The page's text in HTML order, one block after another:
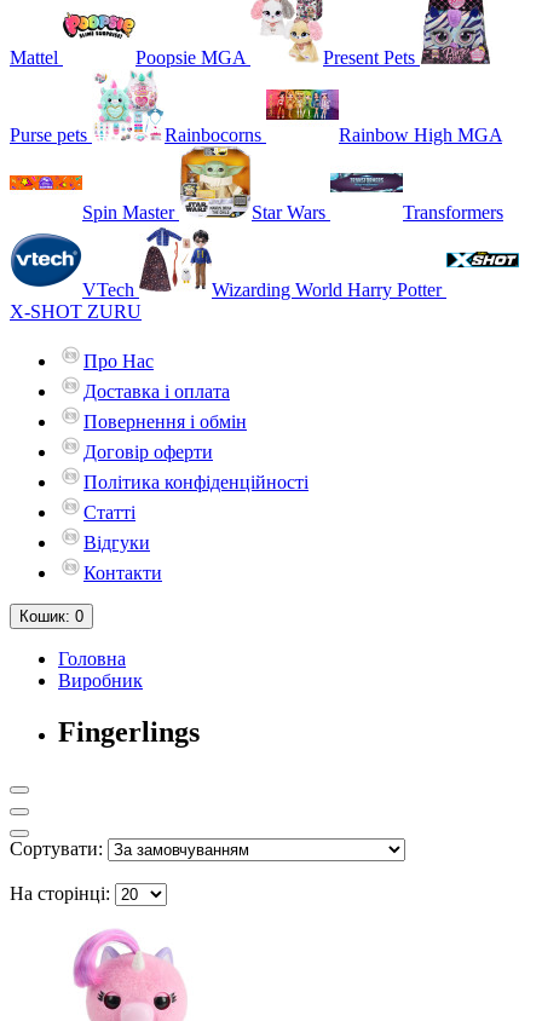
Mattel Poopsie MGA Present Pets
Purse pets Rainbocorns Rainbow High MGA
Spin Master Star Wars Transformers
VTech
Wizarding World Harry Potter
X-SHOT ZURU
Про Нас
Доставка і оплата
Повернення і обмін
Договір оферти
Політика конфіденційності
Статті
Відгуки
Контакти
Кошик: 0
Головна
Виробник
Fingerlings
Сортувати:
На сторінці: